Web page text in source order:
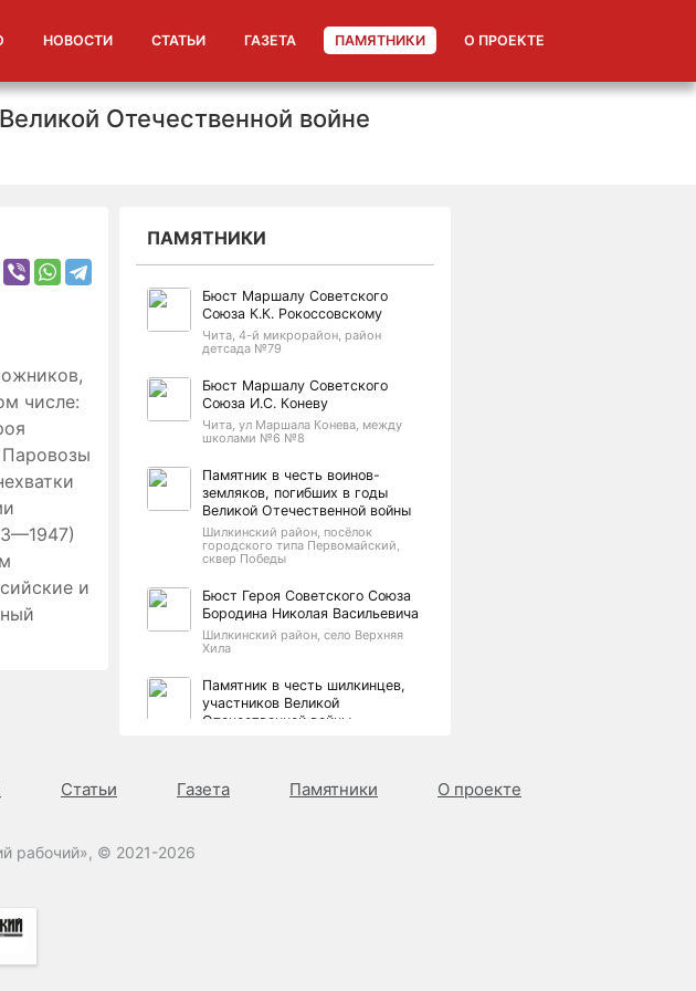
НОВОСТИ СТАТЬИ ГАЗЕТА ПАМЯТНИКИ О ПРОЕКТЕ
Отечественной войне
числе:
Паровозы
и
ПАМЯТНИКИ
Бюст Маршалу Советского
Союза К.К. Рокоссовскому
Чита, ​4-й микрорайон, район
детсада №79
Бюст Маршалу Советского
Союза И.С. Коневу
Чита, ул Маршала Конева, между
школами №6 №8
Памятник в честь воинов-
земляков, погибших в годы
Великой Отечественной войны
Шилкинский район, посёлок
городского типа Первомайский,
сквер Победы
Бюст Героя Советского Союза
Бородина Николая Васильевича
Шилкинский район, село Верхняя
Хила
Памятник в честь шилкинцев,
участников Великой
Отечественной войны,
Памятный знак в честь воинов-
Статьи Газета Памятники О проекте
рабочий», © 2021-2026